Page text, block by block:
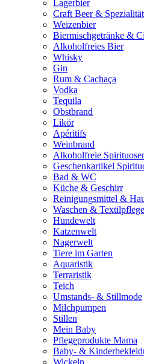
Lagerbier
Craft Beer &
Weizenbier
Biermischgetränke &
Alkoholfreies Bier
Whisky
Gin
Rum & Cachaça
Vodka
Tequila
Obstbrand
Likör
Apéritifs
Weinbrand
Alkoholfreie
Geschenkartikel
Bad & WC
Küche & Geschirr
Reinigungsmittel &
Waschen & Textilpflege
Hundewelt
Katzenwelt
Nagerwelt
Tiere im Garten
Aquaristik
Terraristik
Teich
Umstands- & Stillmode
Milchpumpen
Stillen
Mein Baby
Pflegeprodukte Mama
Baby- &
Wickeln